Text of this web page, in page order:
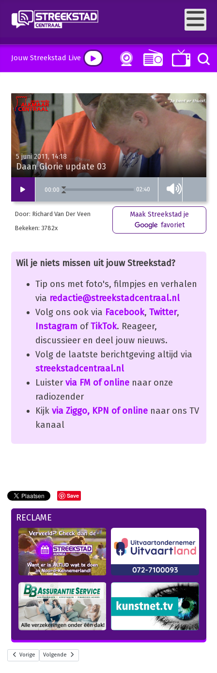
Jouw Streekstad Live
00:00 02:40
5 juni 2011, 14:18
Daan Glorie update 03
Door: Richard Van Der Veen
Bekeken: 3782x
Maak Streekstad je
favoriet
Wil je niets missen uit jouw Streekstad?
Tip ons met foto's, filmpjes en verhalen
via redactie@streekstadcentraal.nl
Volg ons ook via Facebook, Twitter,
Instagram ofTikTok. Reageer,
discussieer en deel jouw nieuws.
Volg de laatste berichtgeving altijd via
streekstadcentraal.nl
Luister via FM of onlinenaar onze
radiozender
Kijk via Ziggo, KPN of onlinenaar ons TV
kanaal
Save
RECLAME
Vorige Volgende